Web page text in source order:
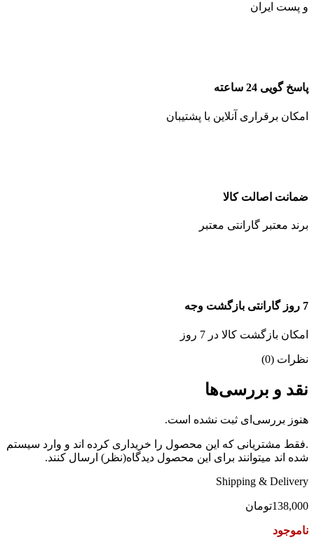
و پست ایران
پاسخ گویی 24 ساعته
امکان برقراری آنلاین با پشتیبان
ضمانت اصالت کالا
برند معتبر گارانتی معتبر
7 روز گارانتی بازگشت وجه
امکان بازگشت کالا در 7 روز
نظرات (0)
نقد و بررسی‌ها
هنوز بررسی‌ای ثبت نشده است.
.فقط مشتریانی که این محصول را خریداری کرده اند و وارد سیستم
شده اند میتوانند برای این محصول دیدگاه(نظر) ارسال کنند.
Shipping & Delivery
138,000تومان
ناموجود